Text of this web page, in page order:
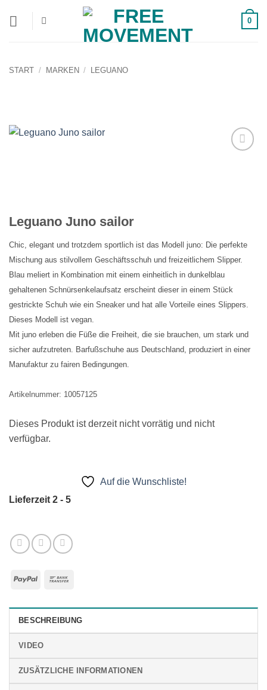
0
START / MARKEN / LEGUANO
Leguano Juno sailor
Chic, elegant und trotzdem sportlich ist das Modell juno: Die perfekte
Mischung aus stilvollem Geschäftsschuh und freizeitlichem Slipper.
Blau meliert in Kombination mit einem einheitlich in dunkelblau
gehaltenen Schnürsenkelaufsatz erscheint dieser in einem Stück
gestrickte Schuh wie ein Sneaker und hat alle Vorteile eines Slippers.
Dieses Modell ist vegan.
Mit juno erleben die Füße die Freiheit, die sie brauchen, um stark und
sicher aufzutreten. Barfußschuhe aus Deutschland, produziert in einer
Manufaktur zu fairen Bedingungen.
Artikelnummer: 10057125
Dieses Produkt ist derzeit nicht vorrätig und nicht
verfügbar.
Auf die Wunschliste!
Lieferzeit 2 - 5
PayPal
BESCHREIBUNG
VIDEO
ZUSÄTZLICHE INFORMATIONEN